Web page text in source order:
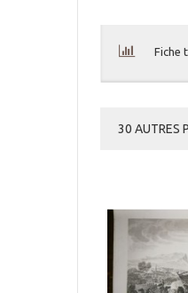
Fiche
30 AUTRES